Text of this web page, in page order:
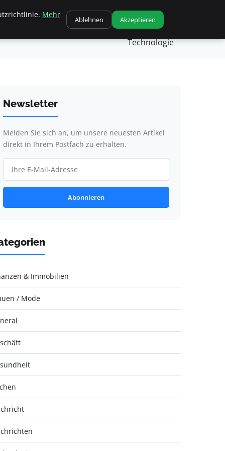
Kochen Nachricht Nachrichten
Technologie
Newsletter
Melden Sie sich an, um unsere neuesten Artikel
direkt in Ihrem Postfach zu erhalten.
Abonnieren
& Immobilien
/ Mode
Mehr
Ablehnen Akzeptieren